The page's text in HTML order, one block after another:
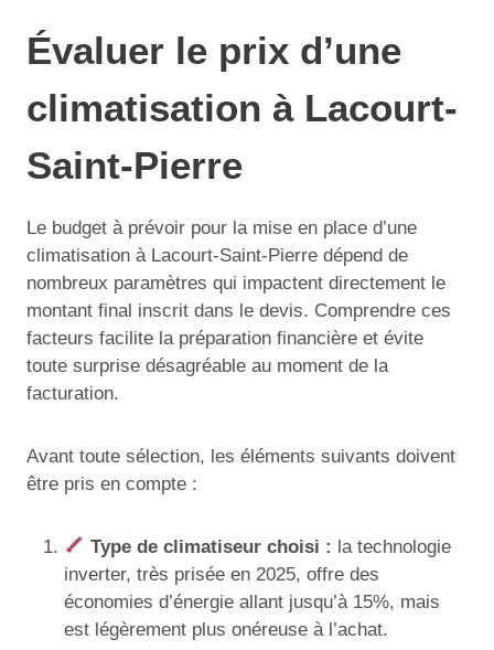
Évaluer le prix d’une
climatisation à Lacourt-
Saint-Pierre
Le budget à prévoir pour la mise en place d’une
climatisation à Lacourt-Saint-Pierre dépend de
nombreux paramètres qui impactent directement le
montant final inscrit dans le devis. Comprendre ces
facteurs facilite la préparation financière et évite
toute surprise désagréable au moment de la
facturation.
Avant toute sélection, les éléments suivants doivent
être pris en compte :
Type de climatiseur choisi : la technologie
inverter, très prisée en 2025, offre des
économies d’énergie allant jusqu’à 15%, mais
est légèrement plus onéreuse à l’achat.